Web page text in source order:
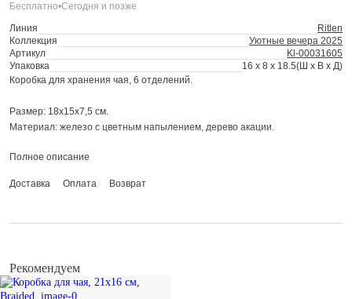
Бесплатно•Сегодня и позже
Линия
Ritlen
Коллекция
Уютные вечера 2025
Артикул
Kl-00031605
Упаковка
16 x 8 x 18.5(Ш x В x Д)
Коробка для хранения чая, 6 отделений.
Размер: 18х15х7,5 см.
Материал: железо с цветным напылением, дерево акации.
Рекомендации по уходу: протирать влажной мягкой тканью.
Нельзя мыть в посудомоечной машине.
Полное описание
Доставка Оплата Возврат
Рекомендуем